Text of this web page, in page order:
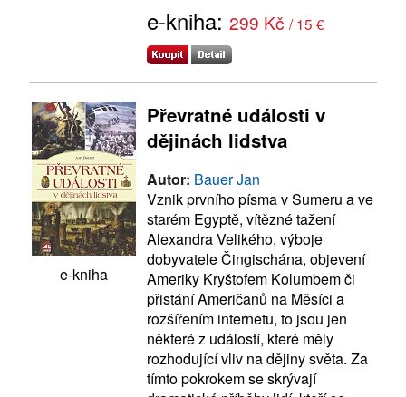
e-kniha: 299 Kč / 15 €
e-kniha
Převratné události v
dějinách lidstva
Autor: Bauer Jan
Vznik prvního písma v Sumeru a ve
starém Egyptě, vítězné tažení
Alexandra Velikého, výboje
dobyvatele Čingischána, objevení
Ameriky Kryštofem Kolumbem či
přistání Američanů na Měsíci a
rozšířením internetu, to jsou jen
některé z událostí, které měly
rozhodující vliv na dějiny světa. Za
tímto pokrokem se skrývají